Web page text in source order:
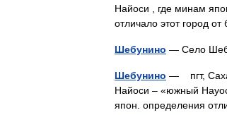
Найоси , где минам
отличало этот город
Шебунино — Село
Шебунино — пгт,
Найоси – «южный
япон. определения